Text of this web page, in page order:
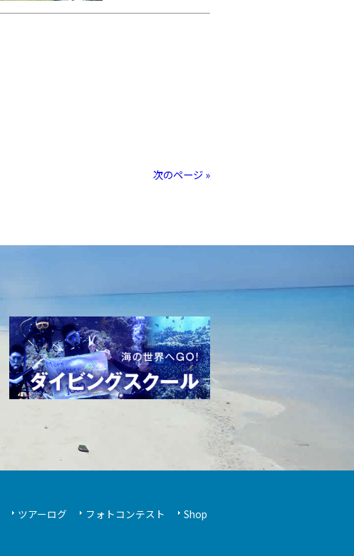
次のページ »
ツアーログ フォトコンテスト
Shop